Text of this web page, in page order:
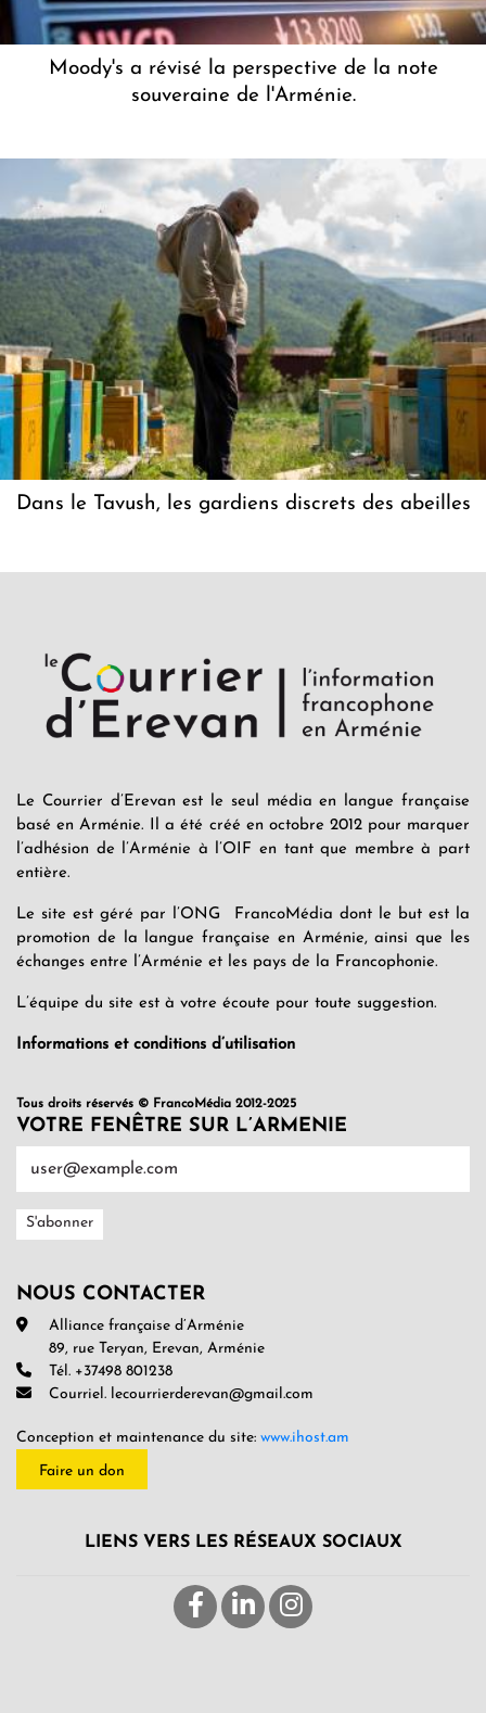
Moody's a révisé la perspective de la note
souveraine de l'Arménie.
Dans le Tavush, les gardiens discrets des abeilles
Le Courrier d’Erevan est le seul média en langue française
basé en Arménie. Il a été créé en octobre 2012 pour marquer
l’adhésion de l’Arménie à l’OIF en tant que membre à part
entière.
Le site est géré par l’ONG FrancoMédia dont le but est la
promotion de la langue française en Arménie, ainsi que les
échanges entre l’Arménie et les pays de la Francophonie.
L’équipe du site est à votre écoute pour toute suggestion.
Informations et conditions d’utilisation
Tous droits réservés © FrancoMédia 2012-2025
VOTRE FENÊTRE SUR L’ARMENIE
NOUS CONTACTER
Alliance française d’Arménie
89, rue Teryan, Erevan, Arménie
Tél. +37498 801238
Courriel. lecourrierderevan@gmail.com
Conception et maintenance du site: www.ihost.am
Faire un don
LIENS VERS LES RÉSEAUX SOCIAUX